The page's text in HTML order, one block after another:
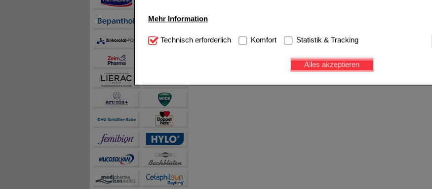
Mehr Information
Technisch Notwendig: Hierbei handelt es sich um Cookies, die für die Grundfunktionen
notwendig sind (z.B. Navigation, Warenkorb, Kundenkonto), weshalb auf diese nicht
Diese Cookies werden genutzt um das Einkaufserlebnis noch ansprechender
beispielsweise für die Wiedererkennung des Besuchers oder unsere Seite an
Statistik & Tracking:
sammeln, mit deren Hilfe wir unsere Website weiter für Sie optimieren können, den
auch die Werbung auf Drittseiten möglichst relevant für Sie zu gestalten. Bitte beachten
teilweise an Dritte wie z.B. Google oder soziale Medien übertragen werden.
Technisch erforderlich Komfort Statistik & Tracking
Alles akzeptieren